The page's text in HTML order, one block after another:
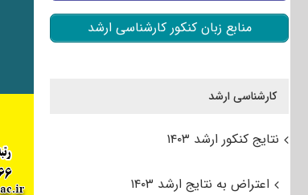
منابع زبان کنکور کارشناسی ارشد
کارشناسی ارشد
نتایج کنکور ارشد ۱۴۰۳
اعتراض به نتایج ارشد ۱۴۰۳